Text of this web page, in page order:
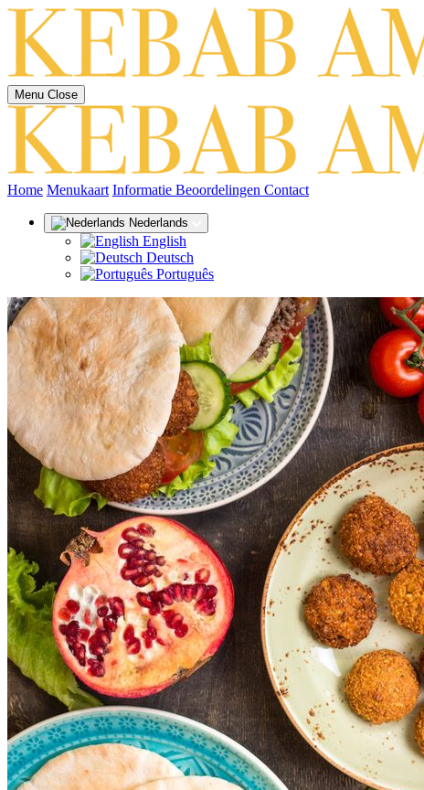
Menu Close
Home Menukaart Informatie Beoordelingen Contact(huidige)
Nederlands
English
Deutsch
Português